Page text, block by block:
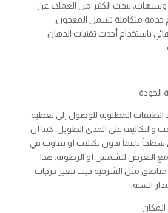
وسيهات، يبحث الكثير من العملاء عن
متكاملة تشمل المعجون،
باستخدام أحدث تقنيات الدهان
الجودة
الطبقات المطلوبة للوصول إلى تغطية
والتكاليف على المدى الطويل. كما أن
سطحاً ناعماً بدون تكتلات أو تفاوت في
مع التعرض للشمس أو الرطوبة. هذا
مثل الشرقية حيث تتغير درجات
السنة.